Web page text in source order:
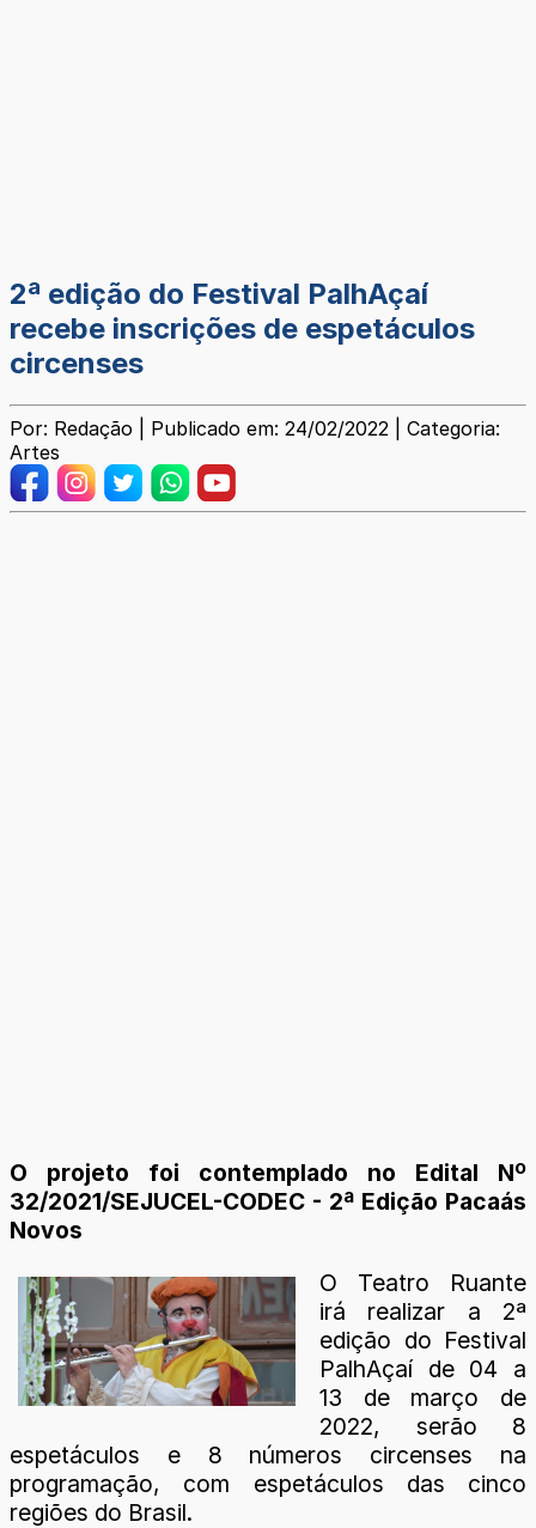
2ª edição do Festival PalhAçaí
recebe inscrições de espetáculos
circenses
Por: Redação | Publicado em: 24/02/2022 | Categoria:
Artes
O projeto foi contemplado no Edital Nº
32/2021/SEJUCEL-CODEC - 2ª Edição Pacaás
Novos
O Teatro Ruante
irá realizar a 2ª
edição do Festival
PalhAçaí de 04 a
13 de março de
2022, serão 8
espetáculos e 8 números circenses na
programação, com espetáculos das cinco
regiões do Brasil.